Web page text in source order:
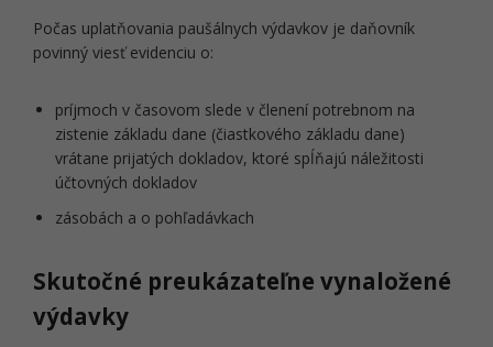
Počas uplatňovania paušálnych výdavkov je daňovník
povinný viesť evidenciu o:
príjmoch v časovom slede v členení potrebnom na
zistenie základu dane (čiastkového základu dane)
vrátane prijatých dokladov, ktoré spĺňajú náležitosti
účtovných dokladov
zásobách a o pohľadávkach
Skutočné preukázateľne vynaložené
výdavky